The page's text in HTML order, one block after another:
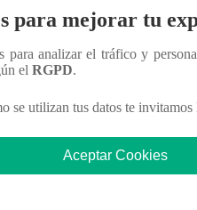
para mejorar tu
para analizar el tráfico y
el RGPD.
se utilizan tus datos te invitamos
Aceptar Cookies